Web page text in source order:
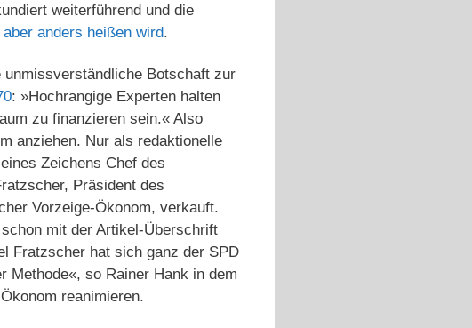
weiterführend und die
anders heißen wird.
unmissverständliche Botschaft zur
: »Hochrangige Experten halten
zu finanzieren sein.« Also
anziehen. Nur als redaktionelle
Zeichens Chef des
Präsident des
Vorzeige-Ökonom, verkauft.
mit der Artikel-Überschrift
Fratzscher hat sich ganz der SPD
Methode«, so Rainer Hank in dem
reanimieren.